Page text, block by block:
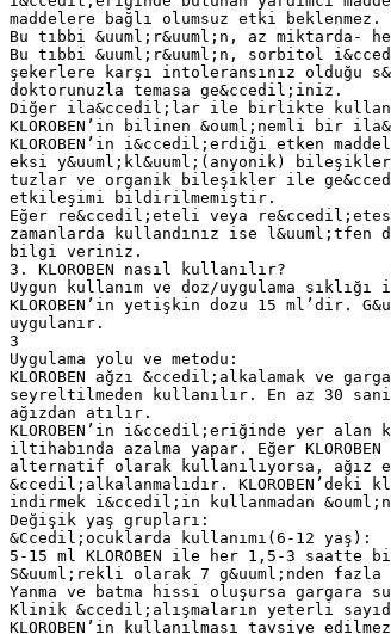
maddelere bağlı olumsuz etki beklenmez.
Bu tıbbi &uuml;r&uuml;n, az miktarda-
Bu tıbbi &uuml;r&uuml;n, sorbitol
şekerlere karşı intoleransınız olduğu
doktorunuzla temasa ge&ccedil;iniz.
Diğer ila&ccedil;lar ile birlikte
KLOROBEN’in bilinen &ouml;nemli bir
KLOROBEN’in i&ccedil;erdiği etken
eksi y&uuml;kl&uuml;(anyonik)
tuzlar ve organik bileşikler ile
etkileşimi bildirilmemiştir.
Eğer re&ccedil;eteli veya
zamanlarda kullandınız ise l&uuml;tfen
bilgi veriniz.
3. KLOROBEN nasıl kullanılır?
Uygun kullanım ve doz/uygulama
KLOROBEN’in yetişkin dozu 15 ml’dir.
uygulanır.
3
Uygulama yolu ve metodu:
KLOROBEN ağzı &ccedil;alkalamak ve
seyreltilmeden kullanılır. En az 30
ağızdan atılır.
KLOROBEN’in i&ccedil;eriğinde yer
iltihabında azalma yapar. Eğer
alternatif olarak kullanılıyorsa, ağız en
&ccedil;alkalanmalıdır.
indirmek i&ccedil;in kullanmadan
Değişik yaş grupları:
&Ccedil;ocuklarda kullanımı(6-12 yaş):
5-15 ml KLOROBEN ile her 1,5-3
S&uuml;rekli olarak 7 g&uuml;nden fazla
Yanma ve batma hissi oluşursa
Klinik &ccedil;alışmaların yeterli
KLOROBEN’in kullanılması tavsiye